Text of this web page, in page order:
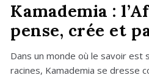
Kamademia :
pense, crée et
Dans un monde où le savoir
racines, Kama­de­mia se dresse